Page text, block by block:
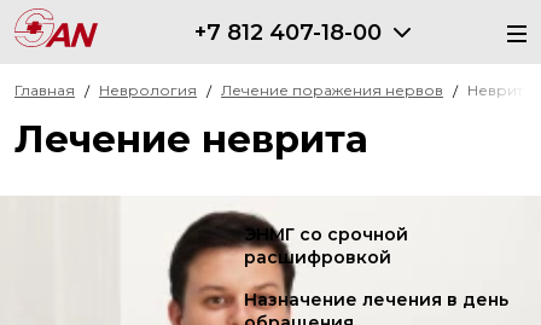
+7 812 407-18-00
Главная Неврология Лечение поражения нервов Неврит
Лечение неврита
ЭНМГ со срочной
расшифровкой
Назначение лечения в день